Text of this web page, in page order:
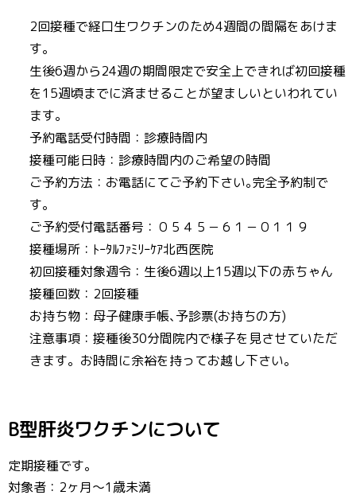
2回接種で経口生ワクチンのため4週間の間隔をあけま
す。
生後6週から24週の期間限定で安全上できれば初回接種
を15週頃までに済ませることが望ましいといわれてい
ます。
予約電話受付時間：診療時間内
接種可能日時：診療時間内のご希望の時間
ご予約方法：お電話にてご予約下さい｡完全予約制で
す。
ご予約受付電話番号：０５４５－６１－０１１９
接種場所：ﾄｰﾀﾙﾌｧﾐﾘｰｹｱ北西医院
初回接種対象週令：生後6週以上15週以下の赤ちゃん
接種回数：2回接種
お持ち物：母子健康手帳､予診票(お持ちの方)
注意事項：接種後30分間院内で様子を見させていただ
きます。お時間に余裕を持ってお越し下さい。
B型肝炎ワクチンについて
定期接種です。
対象者：2ヶ月～1歳未満